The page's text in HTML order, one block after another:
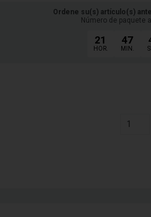
Ordene su(s) artículo(s)
Número de paquete
21
HOR.
47
MIN.